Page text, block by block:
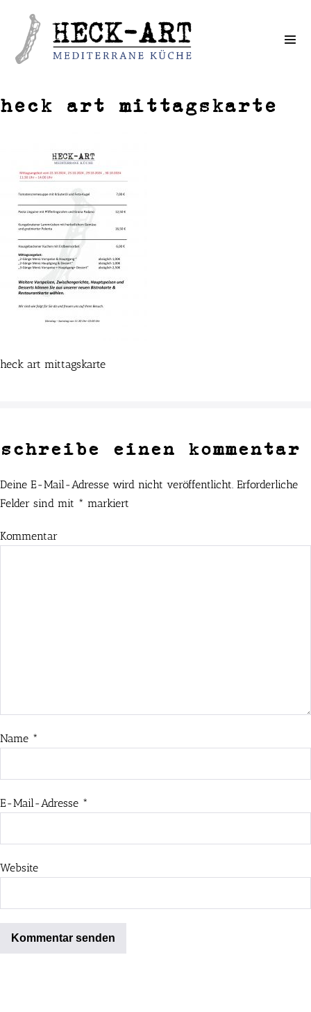
Weiter
Inhalt
heck art mittagskarte
heck art mittagskarte
schreibe einen kommentar
Deine E-Mail-Adresse wird nicht veröffentlicht. Erforderliche
Felder sind mit * markiert
Kommentar
Name *
E-Mail-Adresse *
Website